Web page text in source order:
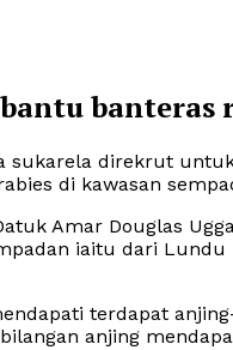
banteras
sukarela direkrut
di kawasan
Amar Douglas
iaitu dari Lundu
terdapat
anjing